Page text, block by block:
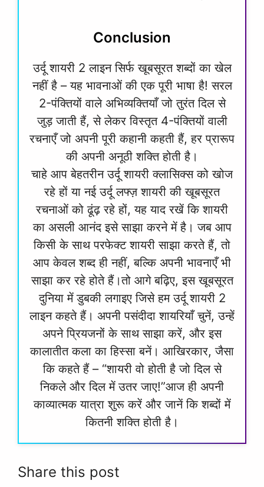
Conclusion
उर्दू शायरी 2 लाइन सिर्फ खूबसूरत शब्दों का खेल
नहीं है – यह भावनाओं की एक पूरी भाषा है! सरल
2-पंक्तियों वाले अभिव्यक्तियाँ जो तुरंत दिल से
जुड़ जाती हैं, से लेकर विस्तृत 4-पंक्तियों वाली
रचनाएँ जो अपनी पूरी कहानी कहती हैं, हर प्रारूप
की अपनी अनूठी शक्ति होती है।
चाहे आप बेहतरीन उर्दू शायरी क्लासिक्स को खोज
रहे हों या नई उर्दू लफ्ज़ शायरी की खूबसूरत
रचनाओं को ढूंढ़ रहे हों, यह याद रखें कि शायरी
का असली आनंद इसे साझा करने में है। जब आप
किसी के साथ परफेक्ट शायरी साझा करते हैं, तो
आप केवल शब्द ही नहीं, बल्कि अपनी भावनाएँ भी
साझा कर रहे होते हैं।तो आगे बढ़िए, इस खूबसूरत
दुनिया में डुबकी लगाइए जिसे हम उर्दू शायरी 2
लाइन कहते हैं। अपनी पसंदीदा शायरियाँ चुनें, उन्हें
अपने प्रियजनों के साथ साझा करें, और इस
कालातीत कला का हिस्सा बनें। आखिरकार, जैसा
कि कहते हैं – “शायरी वो होती है जो दिल से
निकले और दिल में उतर जाए!”आज ही अपनी
काव्यात्मक यात्रा शुरू करें और जानें कि शब्दों में
कितनी शक्ति होती है।
Share this post